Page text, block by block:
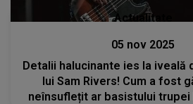
Actualitate
05 nov 2025
Detalii halucinante ies la iveală
lui Sam Rivers! Cum a fost
neînsuflețit ar basistului trupei